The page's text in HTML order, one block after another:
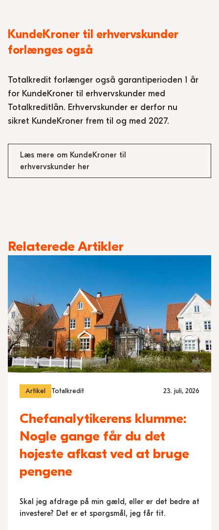
KundeKroner til erhvervskunder
forlænges også
Totalkredit forlænger også garantiperioden 1 år
for KundeKroner til erhvervskunder med
Totalkreditlån. Erhvervskunder er derfor nu
sikret KundeKroner frem til og med 2027.
Læs mere om KundeKroner til
erhvervskunder her
Relaterede Artikler
Artikel Totalkredit 23. juli, 2026
Chefanalytikerens klumme:
Nogle gange får du det
højeste afkast ved at bruge
pengene
Skal jeg afdrage på min gæld, eller er det bedre at
investere? Det er et spørgsmål, jeg får tit.